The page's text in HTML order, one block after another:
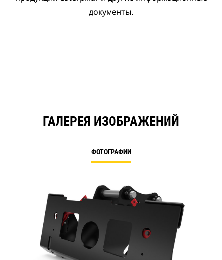
документы.
ГАЛЕРЕЯ ИЗОБРАЖЕНИЙ
ФОТОГРАФИИ